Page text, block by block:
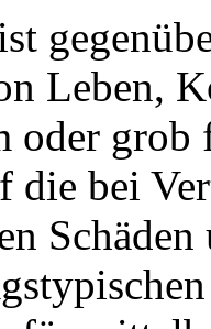
Leben,
oder grob
die bei